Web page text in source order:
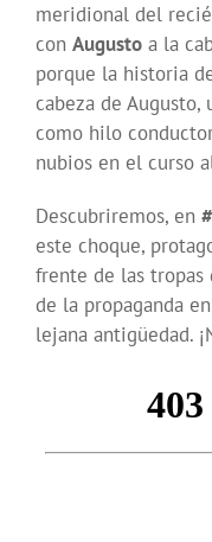
meridional del
con Augusto a la
porque la historia
cabeza de
como hilo
nubios en el curso
Descubriremos, en
este choque,
frente de las tropas
de la propaganda
lejana antigüedad.